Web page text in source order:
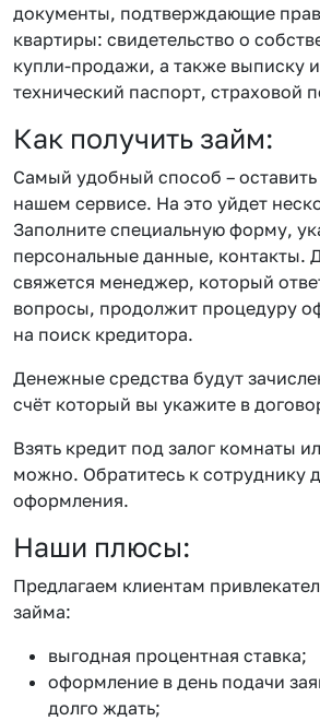
документы, подтверждающие
квартиры: свидетельство о
купли-продажи, а также выписку
технический паспорт, страховой
Как получить займ:
Самый удобный способ – оставить
нашем сервисе. На это уйдет
Заполните специальную форму,
персональные данные, контакты.
свяжется менеджер, который
вопросы, продолжит процедуру
на поиск кредитора.
Денежные средства будут
счёт который вы укажите в
Взять кредит под залог комнаты
можно. Обратитесь к сотруднику
оформления.
Наши плюсы:
Предлагаем клиентам
займа:
выгодная процентная ставка;
оформление в день подачи
долго ждать;